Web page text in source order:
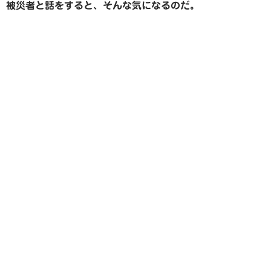
被災者と話をすると、そんな気になるのだ。